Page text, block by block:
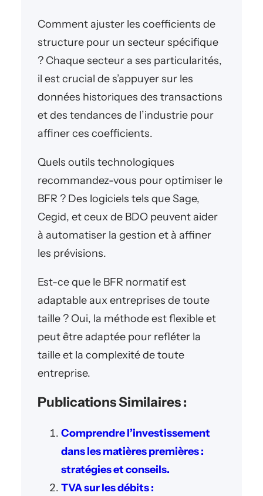
Comment ajuster les coefficients de
structure pour un secteur spécifique
? Chaque secteur a ses particularités,
il est crucial de s’appuyer sur les
données historiques des transactions
et des tendances de l’industrie pour
affiner ces coefficients.
Quels outils technologiques
recommandez-vous pour optimiser le
BFR ? Des logiciels tels que Sage,
Cegid, et ceux de BDO peuvent aider
à automatiser la gestion et à affiner
les prévisions.
Est-ce que le BFR normatif est
adaptable aux entreprises de toute
taille ? Oui, la méthode est flexible et
peut être adaptée pour refléter la
taille et la complexité de toute
entreprise.
Publications Similaires :
Comprendre l’investissement
dans les matières premières :
stratégies et conseils.
TVA sur les débits :